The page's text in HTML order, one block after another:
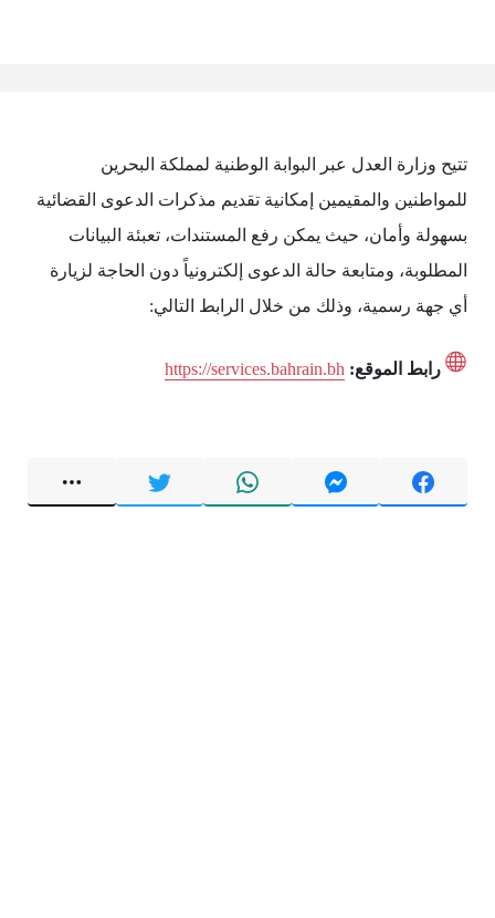
تتيح وزارة العدل عبر البوابة الوطنية لمملكة البحرين
للمواطنين والمقيمين إمكانية تقديم مذكرات الدعوى القضائية
بسهولة وأمان، حيث يمكن رفع المستندات، تعبئة البيانات
المطلوبة، ومتابعة حالة الدعوى إلكترونياً دون الحاجة لزيارة
أي جهة رسمية، وذلك من خلال الرابط التالي:
رابط الموقع: https://services.bahrain.bh